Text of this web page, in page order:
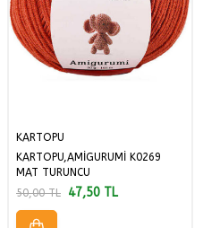
KARTOPU
KARTOPU,AMİGURUMİ K0269
MAT TURUNCU
50,00TL 47,50 TL